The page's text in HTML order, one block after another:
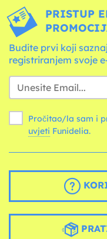
PRISTUP
Budite prvi koji
registriranjem svoje
Pročitao/la sam i
uvjeti Funidelia.